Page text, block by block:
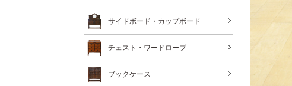
サイドボード・カップボード
チェスト・ワードローブ
ブックケース